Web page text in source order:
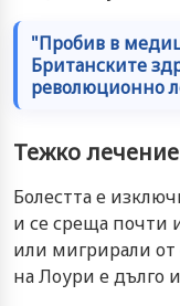
"Пробив в
Британските
революционно
Тежко
Болестта е
и се среща почти
или мигрирали
на Лоури е дълго